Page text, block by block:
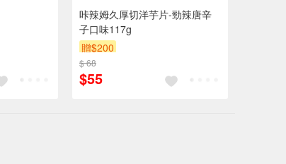
咔辣姆久厚切洋芋片-勁辣唐辛
子口味117g
贈$200
$ 68
$55